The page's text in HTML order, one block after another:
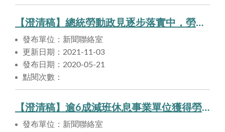
【澄清稿】總統勞動政見逐步落實中，勞保年改亦正積極進行。
發布單位：新聞聯絡室
更新日期：2021-11-03
發布日期：2020-05-21
點閱次數：
【澄清稿】逾6成減班休息事業單位獲得勞動部充電再出發及安心就業的紓困補助。
發布單位：新聞聯絡室